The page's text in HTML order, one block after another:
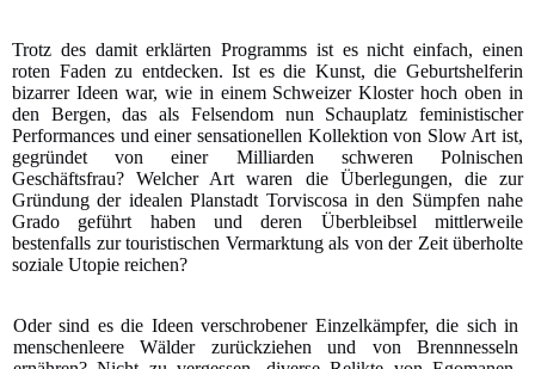
Trotz des damit erklärten Programms ist es nicht einfach, einen
roten Faden zu entdecken. Ist es die Kunst, die Geburtshelferin
bizarrer Ideen war, wie in einem Schweizer Kloster hoch oben in
den Bergen, das als Felsendom nun Schauplatz feministischer
Performances und einer sensationellen Kollektion von Slow Art ist,
gegründet von einer Milliarden schweren Polnischen
Geschäftsfrau? Welcher Art waren die Überlegungen, die zur
Gründung der idealen Planstadt Torviscosa in den Sümpfen nahe
Grado geführt haben und deren Überbleibsel mittlerweile
bestenfalls zur touristischen Vermarktung als von der Zeit überholte
soziale Utopie reichen?
Oder sind es die Ideen verschrobener Einzelkämpfer, die sich in
menschenleere Wälder zurückziehen und von Brennnesseln